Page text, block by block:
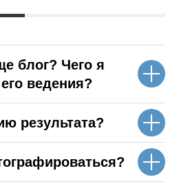
блог? Чего я
ведения?
результата?